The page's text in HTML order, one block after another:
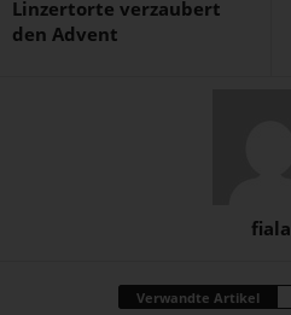
Linzertorte verzaubert
den Advent
fiala
Verwandte Artikel